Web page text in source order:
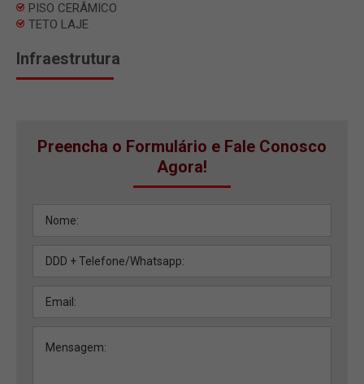
PISO CERÂMICO
TETO LAJE
Infraestrutura
Preencha o Formulário e Fale Conosco
Agora!